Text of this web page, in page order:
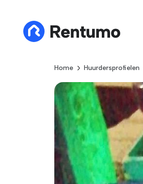
Home Huurdersprofielen